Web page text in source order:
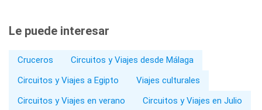
Le puede interesar
Cruceros
Circuitos y Viajes desde Málaga
Circuitos y Viajes a Egipto
Viajes culturales
Circuitos y Viajes en verano
Circuitos y Viajes en Julio